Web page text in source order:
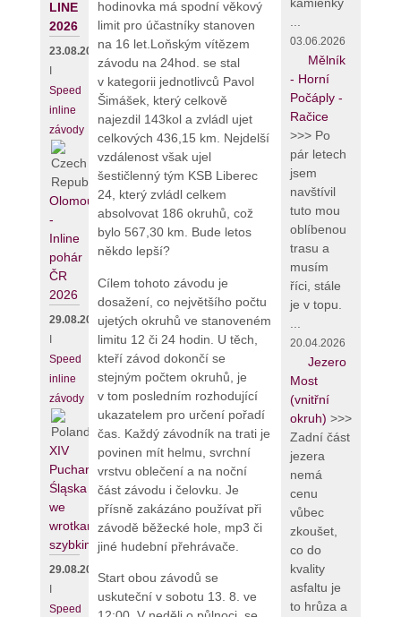
LINE
2026
23.08.2026
Speed
inline
závody
Olomouc
-
Inline
pohár
ČR
2026
29.08.2026
Speed
inline
závody
XIV
Puchar
Śląska
we
wrotkarstwie
szybkim
29.08.2026
Speed
hodinovka má spodní věkový
limit pro účastníky stanoven
na 16 let.Loňským vítězem
závodu na 24hod. se stal
v kategorii jednotlivců Pavol
Šimášek, který celkově
najezdil 143kol a zvládl ujet
celkových 436,15 km. Nejdelší
vzdálenost však ujel
šestičlenný tým KSB Liberec
24, který zvládl celkem
absolvovat 186 okruhů, což
bylo 567,30 km. Bude letos
někdo lepší?
Cílem tohoto závodu je
dosažení, co největšího počtu
ujetých okruhů ve stanoveném
limitu 12 či 24 hodin. U těch,
kteří závod dokončí se
stejným počtem okruhů, je
v tom posledním rozhodující
ukazatelem pro určení pořadí
čas. Každý závodník na trati je
povinen mít helmu, svrchní
vrstvu oblečení a na noční
část závodu i čelovku. Je
přísně zakázáno používat při
závodě běžecké hole, mp3 či
jiné hudební přehrávače.
Start obou závodů se
uskuteční v sobotu 13. 8. ve
kamienky
...
03.06.2026
Mělník
- Horní
Počáply -
Račice
>>> Po
pár letech
jsem
navštívil
tuto mou
oblíbenou
trasu a
musím
říci, stále
je v topu.
...
20.04.2026
Jezero
Most
(vnitřní
okruh) >>>
Zadní část
jezera
nemá
cenu
vůbec
zkoušet,
co do
kvality
asfaltu je
to hrůza a